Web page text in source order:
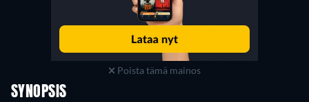
Poista tämä mainos
SYNOPSIS